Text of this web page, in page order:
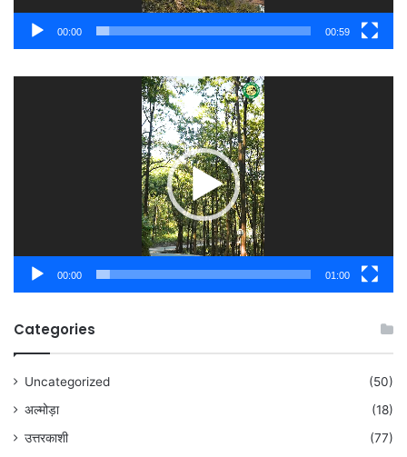
00:00 00:59
00:00 01:00
Categories
Uncategorized
(50)
अल्मोड़ा
(18)
उत्तरकाशी
(77)